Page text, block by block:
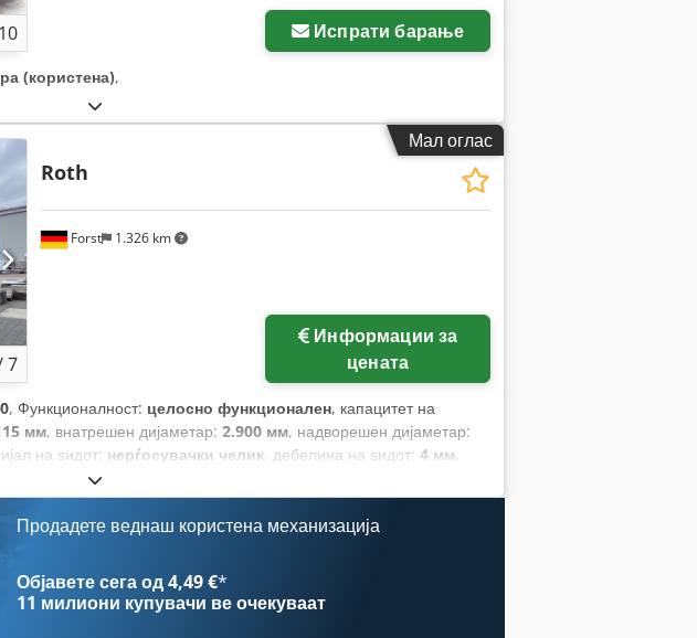
10 Испрати барање
(користена),
Мал оглас
7
Forst 1.326 km
Roth
цената
, Функционалност: целосно функционален, капацитет на
мм, внатрешен дијаметар: 2.900 мм, надворешен дијаметар:
на ѕидот: нерѓосувачки челик, дебелина на ѕидот: 4 мм,
, работна температура:
Продадете веднаш користена механизација
Објавете сега од 4,49 €*
11 милиони купувачи ве очекуваат